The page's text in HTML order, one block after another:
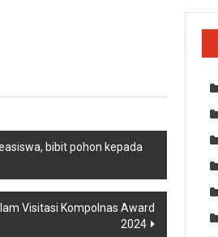
bibit pohon kepada
Visitasi Kompolnas Award
2024